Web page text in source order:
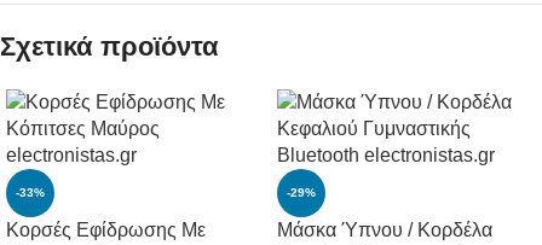
Σχετικά προϊόντα
-33%
Κορσές Εφίδρωσης Με
-29%
Μάσκα Ύπνου / Κορδέλα